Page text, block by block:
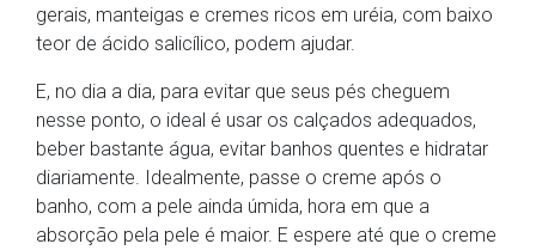
gerais, manteigas e cremes ricos em uréia, com baixo
teor de ácido salicílico, podem ajudar.
E, no dia a dia, para evitar que seus pés cheguem
nesse ponto, o ideal é usar os calçados adequados,
beber bastante água, evitar banhos quentes e hidratar
diariamente. Idealmente, passe o creme após o
banho, com a pele ainda úmida, hora em que a
absorção pela pele é maior. E espere até que o creme